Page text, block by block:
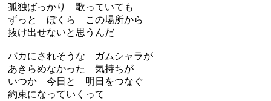
孤独ばっかり 歌っていても
ずっと ぼくら この場所から
抜け出せないと思うんだ
バカにされそうな ガムシャラが
あきらめなかった 気持ちが
いつか 今日と 明日をつなぐ
約束になっていくって